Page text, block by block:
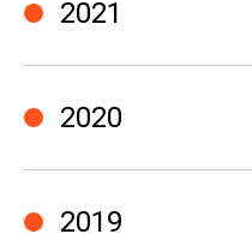
2021
2020
2019